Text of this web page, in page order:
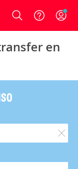
Login
en